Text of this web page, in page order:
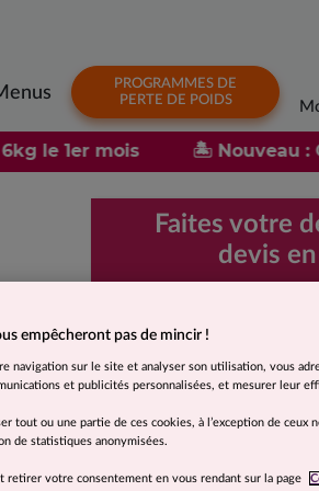
PROGRAMMES DE
PERTE DE POIDS
le 1er mois 🏝️ Nouveau :
Faites votre
devis
rapide et
Je souhaite
Moins de 5 kg
empêcheront pas de mincir !
navigation sur le site et analyser son utilisation, vous
et publicités personnalisées, et mesurer leur
tout ou une partie de ces cookies, à l’exception de ceux
de statistiques anonymisées.
retirer votre consentement en vous rendant sur la page